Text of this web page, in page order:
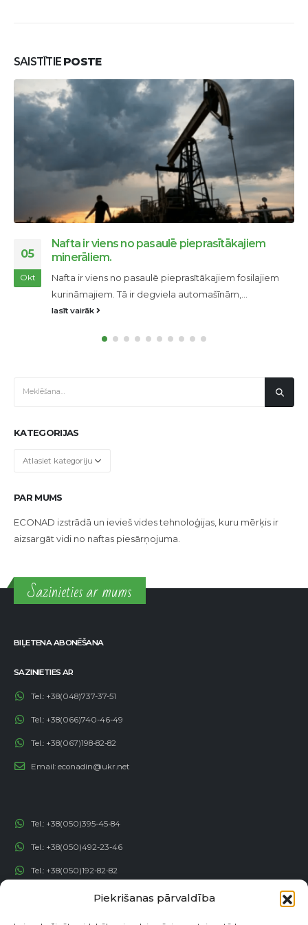
Piekrišanas pārvaldība
SAISTĪTIE POSTE
24
Nov
Boom barjeras
Booms ir īpašs aprīkojums naftas produktu
pārvietošanai un savākšanai avārijas
lasīt vairāk
PAR MUMS
ECONAD izstrādā un ievieš vides tehnoloģijas, kuru mērķis ir
aizsargāt vidi no naftas piesārņojuma.
Sazinieties ar mums
BIĻETENA ABONĒŠANA
SOCIĀLIE TĪKLI